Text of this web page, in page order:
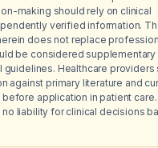
making should rely on clinical
verified information.
does not replace
be considered supplementary
guidelines. Healthcare providers
against primary literature and
application in patient care.
no liability for clinical decisions